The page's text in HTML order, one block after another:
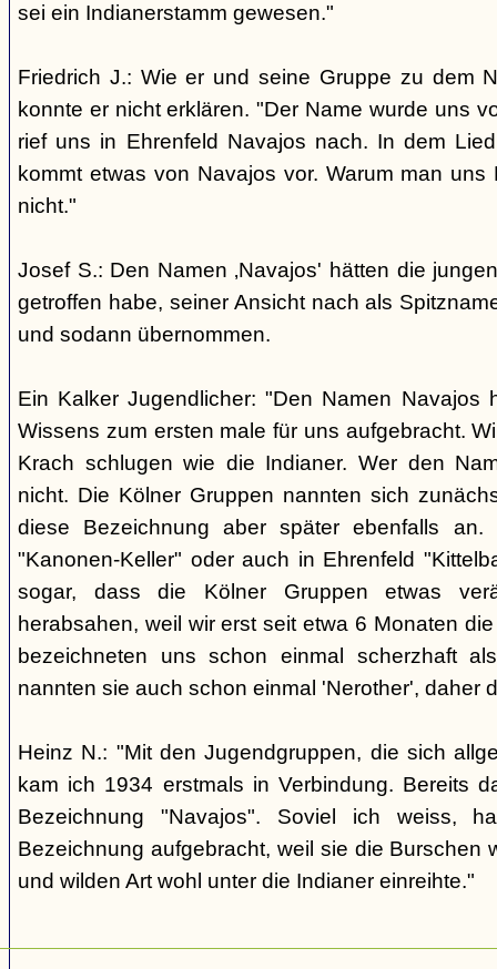
sei ein Indianerstamm gewesen."
Friedrich J.: Wie er und seine Gruppe zu dem
konnte er nicht erklären. "Der Name wurde uns
rief uns in Ehrenfeld Navajos nach. In dem
kommt etwas von Navajos vor. Warum man
nicht."
Josef S.: Den Namen ‚Navajos' hätten die
getroffen habe, seiner Ansicht nach als
und sodann übernommen.
Ein Kalker Jugendlicher: "Den Namen Navajos
Wissens zum ersten male für uns aufgebracht.
Krach schlugen wie die Indianer. Wer den
nicht. Die Kölner Gruppen nannten sich
diese Bezeichnung aber später ebenfalls
"Kanonen-Keller" oder auch in Ehrenfeld
sogar, dass die Kölner Gruppen etwas
herabsahen, weil wir erst seit etwa 6 Monaten
bezeichneten uns schon einmal scherzhaft
nannten sie auch schon einmal 'Nerother', daher
Heinz N.: "Mit den Jugendgruppen, die sich
kam ich 1934 erstmals in Verbindung. Bereits
Bezeichnung "Navajos". Soviel ich weiss,
Bezeichnung aufgebracht, weil sie die Burschen
und wilden Art wohl unter die Indianer einreihte."